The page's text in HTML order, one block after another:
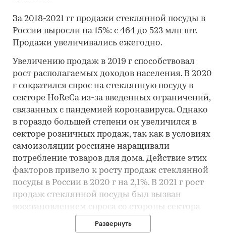
За 2018-2021 гг продажи стеклянной посуды в
России выросли на 15%: с 464 до 523 млн шт.
Продажи увеличивались ежегодно.
Увеличению продаж в 2019 г способствовал
рост располагаемых доходов населения. В 2020
г сократился спрос на стеклянную посуду в
секторе HoReCa из-за введенных ограничений,
связанных с пандемией коронавируса. Однако
в гораздо большей степени он увеличился в
секторе розничных продаж, так как в условиях
самоизоляции россияне наращивали
потребление товаров для дома. Действие этих
факторов привело к росту продаж стеклянной
посуды в России в 2020 г на 2,1%. В 2021 г рост
продаж стеклянной посуды был вызван
восстановлением спроса со стороны сектора
питания реализовывали не только текущий
Развернуть